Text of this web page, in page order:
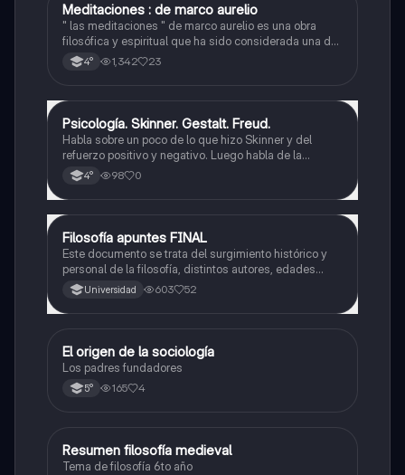
Filosofía
Meditaciones : de marco aurelio
" las meditaciones " de marco aurelio es una obra
filosófica y espiritual que ha sido considerada una de
las mas importantes y influyentes de la historia.
4° 1,342 23
Filosofía
Psicología. Skinner. Gestalt. Freud.
Habla sobre un poco de lo que hizo Skinner y del
refuerzo positivo y negativo. Luego habla de la
Gestald. Y por último habla un poco de la vida de
Freud y las cosas que propuso.
4° 98 0
Filosofía
Filosofía apuntes FINAL
Este documento se trata del surgimiento histórico y
personal de la filosofía, distintos autores, edades
filosóficas, etc.
Universidad 603 52
Filosofía
El origen de la sociología
Los padres fundadores
5° 165 4
Filosofía
Resumen filosofía medieval
Tema de filosofía 6to año